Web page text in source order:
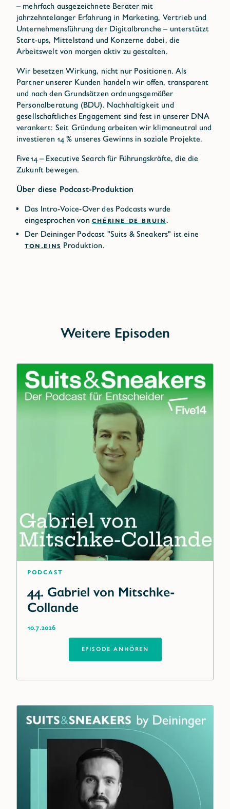
– mehrfach ausgezeichnete Berater mit
jahrzehntelanger Erfahrung in Marketing, Vertrieb und
Unternehmensführung der Digitalbranche – unterstützt
Start-ups, Mittelstand und Konzerne dabei, die
Arbeitswelt von morgen aktiv zu gestalten.
Wir besetzen Wirkung, nicht nur Positionen. Als
Partner unserer Kunden handeln wir offen, transparent
und nach den Grundsätzen ordnungsgemäßer
Personalberatung (BDU). Nachhaltigkeit und
gesellschaftliches Engagement sind fest in unserer DNA
verankert: Seit Gründung arbeiten wir klimaneutral und
investieren 14 % unseres Gewinns in soziale Projekte.
Five14 – Executive Search für Führungskräfte, die die
Zukunft bewegen.
Über diese Podcast-Produktion
Das Intro-Voice-Over des Podcasts wurde
eingesprochen von CHÉRINE DE BRUIN.
Der Deininger Podcast "Suits & Sneakers" ist eine
TON.EINS Produktion.
Weitere Episoden
Podcast
44. Gabriel von Mitschke-
Collande
10.7.2026
EPISODE ANHÖREN